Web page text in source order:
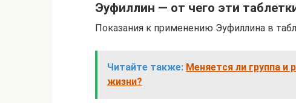
Эуфиллин — от чего эти
Показания к применению Эуфиллина в
Читайте также: Меняется ли группа и
жизни?